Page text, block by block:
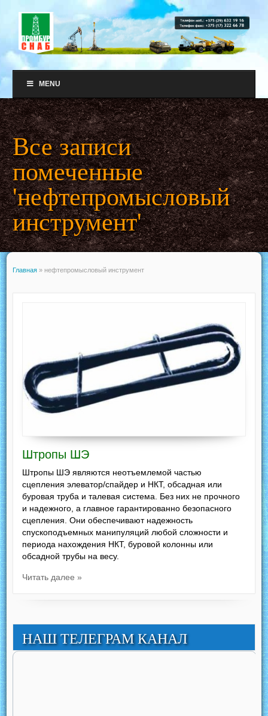
MENU
Все записи
помеченные
'нефтепромысловый
инструмент'
Главная » нефтепромысловый инструмент
Штропы ШЭ
Штропы ШЭ являются неотъемлемой частью
сцепления элеватор/спайдер и НКТ, обсадная или
буровая труба и талевая система. Без них не прочного
и надежного, а главное гарантированно безопасного
сцепления. Они обеспечивают надежность
спускоподъемных манипуляций любой сложности и
периода нахождения НКТ, буровой колонны или
обсадной трубы на весу.
Читать далее »
НАШ ТЕЛЕГРАМ КАНАЛ